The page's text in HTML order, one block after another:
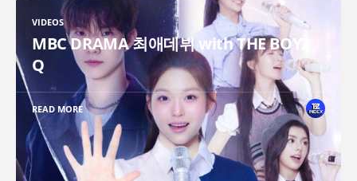
VIDEOS
MBC DRAMA 최애데뷔 with THE BOYZ
Q
READ MORE